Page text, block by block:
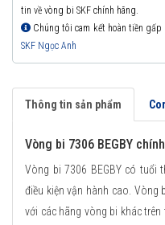
tin về vòng bi SKF chính hãng.
Chúng tôi cam kết hoàn tiền
SKF Ngọc Anh
Thông tin sản phẩm
Vòng bi 7306 BEGBY
Vòng bi 7306 BEGBY có tuổi
điều kiện vận hành cao. Vòng
với các hãng vòng bi khác